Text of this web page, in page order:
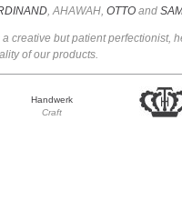
, AHAWAH, OTTO and
creative but patient perfectionist,
of our products.
Handwerk
Craft